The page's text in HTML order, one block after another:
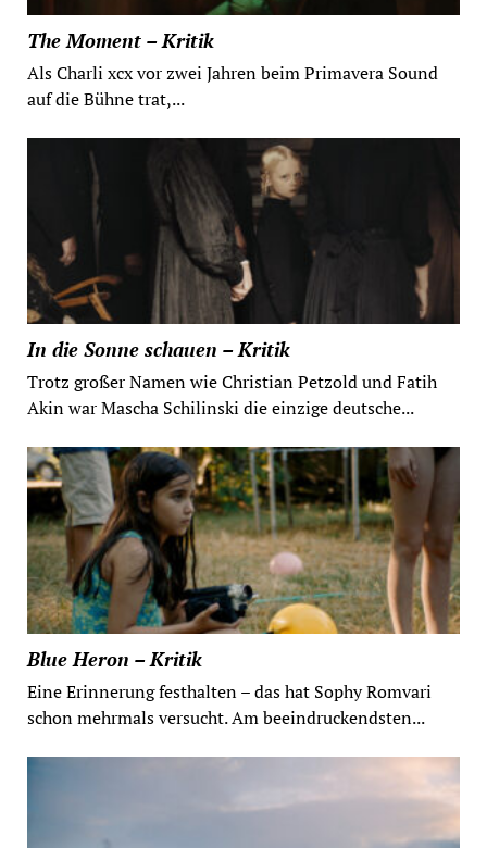
The Moment – Kritik
Als Charli xcx vor zwei Jahren beim Primavera Sound
auf die Bühne trat,...
In die Sonne schauen – Kritik
Trotz großer Namen wie Christian Petzold und Fatih
Akin war Mascha Schilinski die einzige deutsche...
Blue Heron – Kritik
Eine Erinnerung festhalten – das hat Sophy Romvari
schon mehrmals versucht. Am beeindruckendsten...